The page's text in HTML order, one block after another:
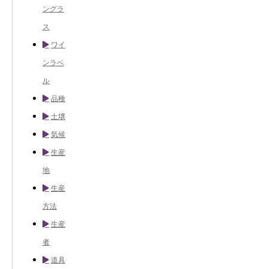
ングラ
ス
ワイ
ンラベ
ル
品種
土壌
気候
生産
地
生産
方法
生産
者
道具